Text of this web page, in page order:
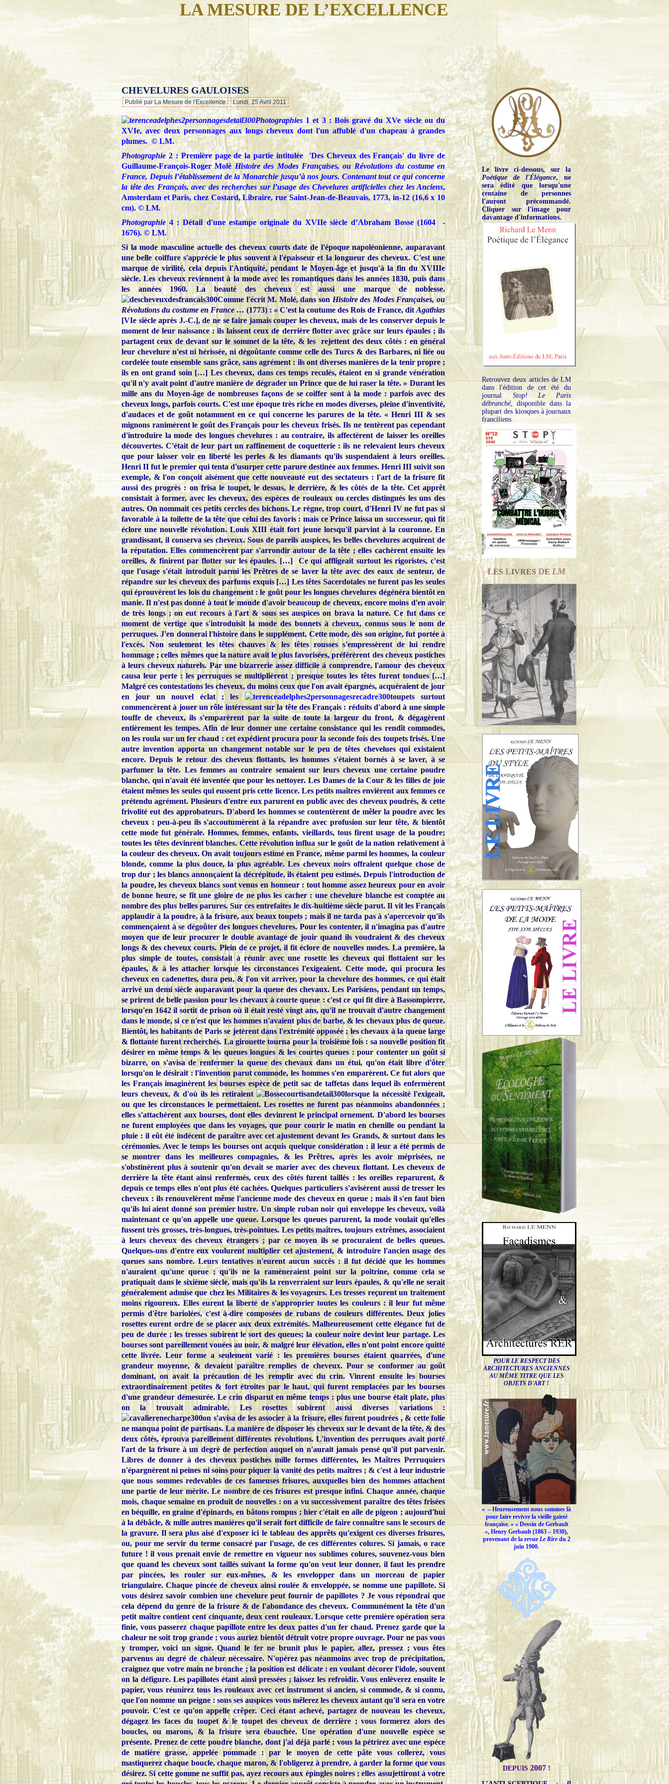
LA MESURE DE L’EXCELLENCE
…
CHEVELURES GAULOISES
Publié par La Mesure de l'Excellence Lundi, 25 Avril 2011
Photographies1 et 3 : Bois gravé du XVe siècle ou du
XVIe, avec deux personnages aux longs cheveux dont l'un affublé d'un chapeau à grandes
plumes. © LM.
Photographie2 : Première page de la partie intitulée 'Des Cheveux des Français' du livre de
Guillaume-François-Roger Molé Histoire des Modes Françaises, ou Révolutions du costume en
France, Depuis l’établissement de la Monarchie jusqu’à nos jours. Contenant tout ce qui concerne
la tête des Français, avec des recherches sur l’usage des Chevelures artificielles chez les Anciens,
Amsterdam et Paris, chez Costard, Libraire, rue Saint-Jean-de-Beauvais, 1773, in-12 (16,6 x 10
cm). © LM.
Photographie 4 : Détail d'une estampe originale du XVIIe siècle d’Abraham Bosse (1604 -
1676). © LM.
Si la mode masculine actuelle des cheveux courts date de l'époque napoléonienne, auparavant
une belle coiffure s'apprécie le plus souvent à l'épaisseur et la longueur des cheveux. C'est une
marque de virilité, cela depuis l'Antiquité, pendant le Moyen-âge et jusqu'à la fin du XVIIIe
siècle. Les cheveux reviennent à la mode avec les romantiques dans les années 1830, puis dans
les années 1960. La beauté des cheveux est aussi une marque de noblesse.
Comme l'écrit M. Molé, dans sonHistoire des Modes Françaises, ou
Révolutions du costume en France … (1773) : « C'est la coutume des Rois de France, dit Agathias
[VIe siècle après J.-C.], de ne se faire jamais couper les cheveux, mais de les conserver depuis le
moment de leur naissance : ils laissent ceux de derrière flotter avec grâce sur leurs épaules ; ils
partagent ceux de devant sur le sommet de la tête, & les rejettent des deux côtés : en général
leur chevelure n'est ni hérissée, ni dégoûtante comme celle des Turcs & des Barbares, ni liée ou
cordelée toute ensemble sans grâce, sans agrément : ils ont diverses manières de la tenir propre ;
ils en ont grand soin […] Les cheveux, dans ces temps reculés, étaient en si grande vénération
qu'il n'y avait point d'autre manière de dégrader un Prince que de lui raser la tête. » Durant les
mille ans du Moyen-âge de nombreuses façons de se coiffer sont à la mode : parfois avec des
cheveux longs, parfois courts. C'est une époque très riche en modes diverses, pleine d'inventivité,
d'audaces et de goût notamment en ce qui concerne les parures de la tête. « Henri III & ses
mignons ranimèrent le goût des Français pour les cheveux frisés. Ils ne tentèrent pas cependant
d'introduire la mode des longues chevelures : au contraire, ils affectèrent de laisser les oreilles
découvertes. C'était de leur part un raffinement de coquetterie : ils ne relevaient leurs cheveux
que pour laisser voir en liberté les perles & les diamants qu'ils suspendaient à leurs oreilles.
Henri II fut le premier qui tenta d'usurper cette parure destinée aux femmes. Henri III suivit son
exemple, & l'on conçoit aisément que cette nouveauté eut des sectateurs : l'art de la frisure fit
aussi des progrès : on frisa le toupet, le dessus, le derrière, & les côtés de la tête. Cet apprêt
consistait à former, avec les cheveux, des espèces de rouleaux ou cercles distingués les uns des
autres. On nommait ces petits cercles des bichons. Le règne, trop court, d'Henri IV ne fut pas si
favorable à la toilette de la tête que celui des favoris : mais ce Prince laissa un successeur, qui fit
éclore une nouvelle révolution. Louis XIII était fort jeune lorsqu'il parvint à la couronne. En
grandissant, il conserva ses cheveux. Sous de pareils auspices, les belles chevelures acquirent de
la réputation. Elles commencèrent par s'arrondir autour de la tête ; elles cachèrent ensuite les
oreilles, & finirent par flotter sur les épaules. […]
Ce qui affligeait surtout les rigoristes, c'est
que l'usage s'était introduit parmi les Prêtres de se laver la tête avec des eaux de senteur, de
répandre sur les cheveux des parfums exquis […] Les têtes Sacerdotales ne furent pas les seules
qui éprouvèrent les lois du changement : le goût pour les longues chevelures dégénéra bientôt en
manie. Il n'est pas donné à tout le monde d'avoir beaucoup de cheveux, encore moins d'en avoir
de très longs ; on eut recours à l'art & sous ses auspices on brava la nature. Ce fut dans ce
moment de vertige que s'introduisit la mode des bonnets à cheveux, connus sous le nom de
perruques. J'en donnerai l'histoire dans le supplément. Cette mode, dès son origine, fut portée à
l'excès. Non seulement les têtes chauves & les têtes rousses s'empressèrent de lui rendre
hommage ; celles mêmes que la nature avait le plus favorisées, préférèrent des cheveux postiches
à leurs cheveux naturels. Par une bizarrerie assez difficile à comprendre, l'amour des cheveux
causa leur perte : les perruques se multiplièrent ; presque toutes les têtes furent tondues […]
Malgré ces contestations les cheveux, du moins ceux que l'on avait épargnés, acquéraient de jour
en jour un nouvel éclat ; les
toupets surtout
commencèrent à jouer un rôle intéressant sur la tête des Français : réduits d'abord à une simple
touffe de cheveux, ils s'emparèrent par la suite de toute la largeur du front, & dégagèrent
entièrement les tempes. Afin de leur donner une certaine consistance qui les rendît commodes,
on les roula sur un fer chaud : cet expédient procura pour la seconde fois des toupets frisés. Une
autre invention apporta un changement notable sur le peu de têtes chevelues qui existaient
encore. Depuis le retour des cheveux flottants, les hommes s'étaient bornés à se laver, à se
parfumer la tête. Les femmes au contraire semaient sur leurs cheveux une certaine poudre
blanche, qui n'avait été inventée que pour les nettoyer. Les Dames de la Cour & les filles de joie
étaient mêmes les seules qui eussent pris cette licence. Les petits maîtres envièrent aux femmes ce
prétendu agrément. Plusieurs d'entre eux parurent en public avec des cheveux poudrés, & cette
frivolité eut des approbateurs. D'abord les hommes se contentèrent de mêler la poudre avec les
cheveux : peu-à-peu ils s'accoutumèrent à la répandre avec profusion sur leur tête, & bientôt
cette mode fut générale. Hommes, femmes, enfants, vieillards, tous firent usage de la poudre;
toutes les têtes devinrent blanches. Cette révolution influa sur le goût de la nation relativement à
la couleur des cheveux. On avait toujours estimé en France, même parmi les hommes, la couleur
blonde, comme la plus douce, la plus agréable. Les cheveux noirs offraient quelque chose de
trop dur ; les blancs annonçaient la décrépitude, ils étaient peu estimés. Depuis l'introduction de
la poudre, les cheveux blancs sont venus en honneur : tout homme assez heureux pour en avoir
de bonne heure, se fit une gloire de ne plus les cacher : une chevelure blanche est comptée au
nombre des plus belles parures. Sur ces entrefaites le dix-huitième siècle parut. Il vit les Français
applaudir à la poudre, à la frisure, aux beaux toupets ; mais il ne tarda pas à s'apercevoir qu'ils
commençaient à se dégoûter des longues chevelures. Pour les contenter, il n'imagina pas d'autre
moyen que de leur procurer le double avantage de jouir quand ils voudraient & des cheveux
longs & des cheveux courts. Plein de ce projet, il fit éclore de nouvelles modes. La première, la
plus simple de toutes, consistait à réunir avec une rosette les cheveux qui flottaient sur les
épaules, & à les attacher lorsque les circonstances l'exigeaient. Cette mode, qui procura les
cheveux en cadenettes, dura peu, & l'on vit arriver, pour la chevelure des hommes, ce qui était
arrivé un demi siècle auparavant pour la queue des chevaux. Les Parisiens, pendant un temps,
se prirent de belle passion pour les chevaux à courte queue : c'est ce qui fit dire à Bassompierre,
lorsqu'en 1642 il sortit de prison où il était resté vingt ans, qu'il ne trouvait d'autre changement
dans le monde, si ce n'est que les hommes n'avaient plus de barbe, & les chevaux plus de queue.
Bientôt, les habitants de Paris se jetèrent dans l'extrémité opposée ; les chevaux à la queue large
& flottante furent recherchés. La girouette tourna pour la troisième fois : sa nouvelle position fit
désirer en même temps & les queues longues & les courtes queues : pour contenter un goût si
bizarre, on s'avisa de renfermer la queue des chevaux dans un étui, qu'on était libre d'ôter
lorsqu'on le désirait : l'invention parut commode, les hommes s'en emparèrent. Ce fut alors que
les Français imaginèrent les bourses espèce de petit sac de taffetas dans lequel ils enfermèrent
leurs cheveux, & d'où ils les retiraient
lorsque la nécessité l'exigeait,
ou que les circonstances le permettaient. Les rosettes ne furent pas néanmoins abandonnées ;
elles s'attachèrent aux bourses, dont elles devinrent le principal ornement. D'abord les bourses
ne furent employées que dans les voyages, que pour courir le matin en chenille ou pendant la
pluie : il eût été indécent de paraître avec cet ajustement devant les Grands, & surtout dans les
cérémonies. Avec le temps les bourses ont acquis quelque considération : il leur a été permis de
se montrer dans les meilleures compagnies, & les Prêtres, après les avoir méprisées, ne
s'obstinèrent plus à soutenir qu'on devait se marier avec des cheveux flottant. Les cheveux de
derrière la tête étant ainsi renfermés, ceux des côtés furent taillés : les oreilles reparurent, &
depuis ce temps elles n'ont plus été cachées. Quelques particuliers s'avisèrent aussi de tresser les
cheveux : ils renouvelèrent même l'ancienne mode des cheveux en queue ; mais il s'en faut bien
qu'ils lui aient donné son premier lustre. Un simple ruban noir qui enveloppe les cheveux, voilà
maintenant ce qu'on appelle une queue. Lorsque les queues parurent, la mode voulait qu'elles
fussent très grosses, très-longues, très-pointues. Les petits maîtres, toujours extrêmes, associaient
à leurs cheveux des cheveux étrangers ; par ce moyen ils se procuraient de belles queues.
Quelques-uns d'entre eux voulurent multiplier cet ajustement, & introduire l'ancien usage des
queues sans nombre. Leurs tentatives n'eurent aucun succès : il fut décidé que les hommes
n'auraient qu'une queue ; qu'ils ne la ramèneraient point sur la poitrine, comme cela se
pratiquait dans le sixième siècle, mais qu'ils la renverraient sur leurs épaules, & qu'elle ne serait
généralement admise que chez les Militaires & les voyageurs. Les tresses reçurent un traitement
moins rigoureux. Elles eurent la liberté de s'approprier toutes les couleurs : il leur fut même
permis d'être bariolées, c'est à-dire composées de rubans de couleurs différentes. Deux jolies
rosettes eurent ordre de se placer aux deux extrémités. Malheureusement cette élégance fut de
peu de durée ; les tresses subirent le sort des queues; la couleur noire devint leur partage. Les
bourses sont pareillement vouées au noir, & malgré leur élévation, elles n'ont point encore quitté
cette livrée. Leur forme a seulement varié : les premières bourses étaient quarrées, d'une
grandeur moyenne, & devaient paraître remplies de cheveux. Pour se conformer au goût
dominant, on avait la précaution de les remplir avec du crin. Vinrent ensuite les bourses
extraordinairement petites & fort étroites par le haut, qui furent remplacées par les bourses
d'une grandeur démesurée. Le crin disparut en même temps : plus une bourse était plate, plus
on la trouvait admirable. Les rosettes subirent aussi diverses variations :
on s'avisa de les associer à la frisure, elles furent poudrées , & cette folie
ne manqua point de partisans. La manière de disposer les cheveux sur le devant de la tête, & des
deux côtés, éprouva pareillement différentes révolutions. L'invention des perruques avait porté
l'art de la frisure à un degré de perfection auquel on n'aurait jamais pensé qu'il put parvenir.
Libres de donner à des cheveux postiches mille formes différentes, les Maîtres Perruquiers
n'épargnèrent ni peines ni soins pour piquer la vanité des petits maîtres ; & c'est à leur industrie
que nous sommes redevables de ces fameuses frisures, auxquelles bien des hommes attachent
une partie de leur mérite. Le nombre de ces frisures est presque infini. Chaque année, chaque
mois, chaque semaine en produit de nouvelles : on a vu successivement paraître des têtes frisées
en béquille, en graine d'épinards, en bâtons rompus ; hier c'était en aile de pigeon ; aujourd'hui
à la débâcle, & mille autres manières qu'il serait fort difficile de faire connaître sans le secours de
la gravure. Il sera plus aisé d'exposer ici le tableau des apprêts qu'exigent ces diverses frisures,
ou, pour me servir du terme consacré par l'usage, de ces différentes colures. Si jamais, o race
future ! il vous prenait envie de remettre en vigueur nos sublimes colures, souvenez-vous bien
que quand les cheveux sont taillés suivant la forme qu'on veut leur donner, il faut les prendre
par pincées, les rouler sur eux-mêmes, & les envelopper dans un morceau de papier
triangulaire. Chaque pincée de cheveux ainsi roulée & enveloppée, se nomme une papillote. Si
vous désirez savoir combien une chevelure peut fournir de papillotes ? Je vous répondrai que
cela dépend du genre de la frisure & de l'abondance des cheveux. Communément la tête d'un
petit maître contient cent cinquante, deux cent rouleaux. Lorsque cette première opération sera
finie, vous passerez chaque papillote entre les deux pattes d'un fer chaud. Prenez garde que la
chaleur ne soit trop grande ; vous auriez bientôt détruit votre propre ouvrage. Pour ne pas vous
y tromper, voici un signe. Quand le fer ne brunit plus le papier, allez, pressez ; vous êtes
parvenus au degré de chaleur nécessaire. N'opérez pas néanmoins avec trop de précipitation,
craignez que votre main ne bronche ; la position est délicate : en voulant décorer l'idole, souvent
on la défigure. Les papillotes étant ainsi pressées ; laissez les refroidir. Vous enlèverez ensuite le
papier, vous réunirez tous les rouleaux avec cet instrument si ancien, si commode, & si connu,
que l'on nomme un peigne : sous ses auspices vous mêlerez les cheveux autant qu'il sera en votre
pouvoir. C'est ce qu'on appelle crêper. Ceci étant achevé, partagez de nouveau les cheveux,
dégagez les faces du toupet & le toupet des cheveux de derrière ; vous formerez alors des
boucles, ou marons, & la frisure sera ébauchée. Une opération d'une nouvelle espèce se
présente. Prenez de cette poudre blanche, dont j'ai déjà parlé ; vous la pétrirez avec une espèce
de matière grasse, appelée pommade : par le moyen de cette pâte vous collerez, vous
mastiquerez chaque boucle, chaque maron, & l'obligerez à prendre, à garder la forme que vous
désirez. Si cette gomme ne suffit pas, ayez recours aux épingles noires ; elles assujettiront à votre
Le livre ci-dessous, sur la
Poétique de l'Élégance, ne
sera édité que lorsqu'une
centaine de personnes
l'auront précommandé.
Cliquer sur l'image pour
davantage d'informations.
Retrouvez deux articles de LM
dans l'édition de cet été du
journal Stop! Le Paris
débranché, disponible dans la
plupart des kiosques à journaux
franciliens.
LES LIVRESDE LM
POUR LE RESPECT DES
ARCHITECTURES ANCIENNES
AU MÊME TITRE QUE LES
OBJETS D'ART !
« – Heureusement nous sommes là
pour faire revivre la vieille gaieté
française.» « Dessin de Gerbault
», Henry Gerbault (1863 – 1930),
provenant de la revue Le Riredu 2
juin 1900.
DEPUIS 2007!